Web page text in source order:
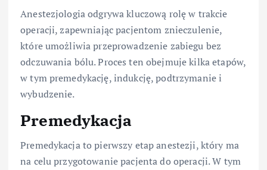
Anestezjologia odgrywa kluczową rolę w trakcie
operacji, zapewniając pacjentom znieczulenie,
które umożliwia przeprowadzenie zabiegu bez
odczuwania bólu. Proces ten obejmuje kilka etapów,
w tym premedykację, indukcję, podtrzymanie i
wybudzenie.
Premedykacja
Premedykacja to pierwszy etap anestezji, który ma
na celu przygotowanie pacjenta do operacji. W tym